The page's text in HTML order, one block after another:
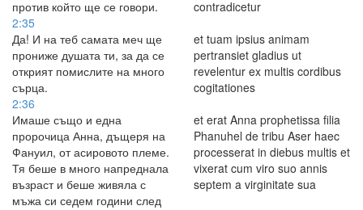
против който ще се говори.
contradicetur
2:35
Да! И на теб самата меч ще
прониже душата ти, за да се
открият помислите на много
сърца.
et tuam ipsius animam
pertransiet gladius ut
revelentur ex multis cordibus
cogitationes
2:36
Имаше също и една
пророчица Анна, дъщеря на
Фануил, от асировото племе.
Тя беше в много напреднала
възраст и беше живяла с
мъжа си седем години след
et erat Anna prophetissa filia
Phanuhel de tribu Aser haec
processerat in diebus multis et
vixerat cum viro suo annis
septem a virginitate sua